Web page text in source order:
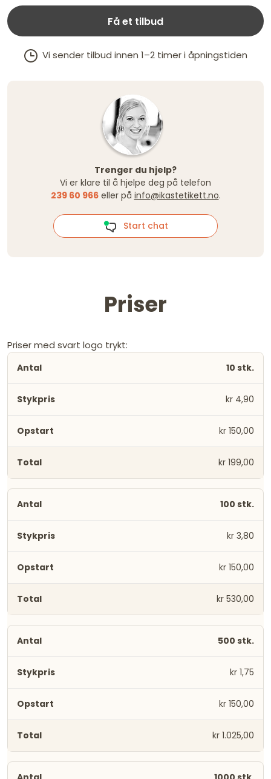
Få et tilbud
Vi sender tilbud innen 1–2 timer i åpningstiden
Trenger du hjelp?
Vi er klare til å hjelpe deg på telefon
239 60 966 eller på info@ikastetikett.no.
Start chat
Priser
Priser med svart logo trykt:
10 stk.
kr 4,90
kr 150,00
kr 199,00
100 stk.
kr 3,80
kr 150,00
kr 530,00
500 stk.
kr 1,75
kr 150,00
kr 1.025,00